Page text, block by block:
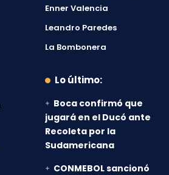
Enner Valencia
Leandro Paredes
La Bombonera
Lo último:
Boca confirmó que
jugará en el Ducó ante
Recoleta por la
Sudamericana
CONMEBOL sancionó